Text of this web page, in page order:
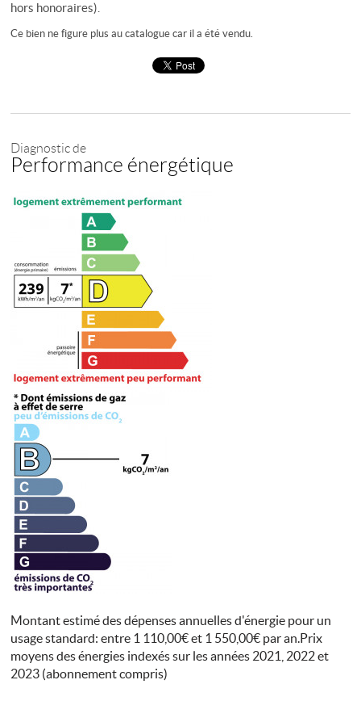
hors honoraires).
Ce bien ne figure plus au catalogue car il a été vendu.
Diagnostic de
Performance énergétique
Montant estimé des dépenses annuelles d'énergie pour un
usage standard: entre 1 110,00€ et 1 550,00€ par an.Prix
moyens des énergies indexés sur les années 2021, 2022 et
2023 (abonnement compris)